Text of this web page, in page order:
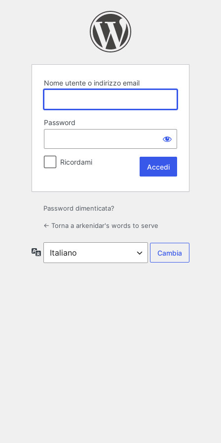
Nome utente o indirizzo email
Password
Ricordami
Password dimenticata?
← Torna a arkenidar's words to serve
Lingua